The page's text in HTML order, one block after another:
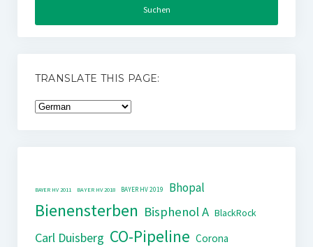
TRANSLATE THIS PAGE:
BAYER HV 2011 BAYER HV 2018 BAYER HV 2019 Bhopal
Bienensterben Bisphenol A BlackRock
Carl Duisberg CO-Pipeline Corona